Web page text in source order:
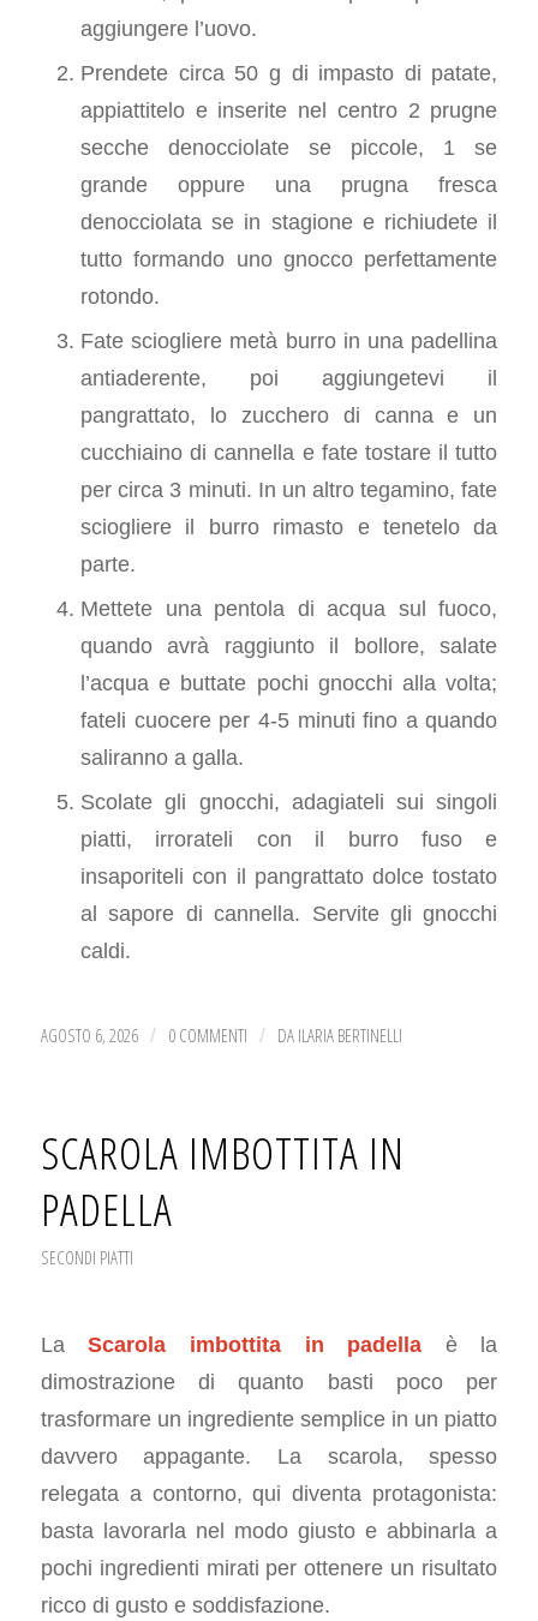
aggiungere l’uovo.
Prendete circa 50 g di impasto di patate,
appiattitelo e inserite nel centro 2 prugne
secche denocciolate se piccole, 1 se
grande oppure una prugna fresca
denocciolata se in stagione e richiudete il
tutto formando uno gnocco perfettamente
rotondo.
Fate sciogliere metà burro in una padellina
antiaderente, poi aggiungetevi il
pangrattato, lo zucchero di canna e un
cucchiaino di cannella e fate tostare il tutto
per circa 3 minuti. In un altro tegamino, fate
sciogliere il burro rimasto e tenetelo da
parte.
Mettete una pentola di acqua sul fuoco,
quando avrà raggiunto il bollore, salate
l’acqua e buttate pochi gnocchi alla volta;
fateli cuocere per 4-5 minuti fino a quando
saliranno a galla.
Scolate gli gnocchi, adagiateli sui singoli
piatti, irrorateli con il burro fuso e
insaporiteli con il pangrattato dolce tostato
al sapore di cannella. Servite gli gnocchi
caldi.
AGOSTO 6, 2026 / 0 COMMENTI / DA ILARIA BERTINELLI
SCAROLA IMBOTTITA IN
PADELLA
SECONDI PIATTI
LaScarola imbottita in padella è la
dimostrazione di quanto basti poco per
trasformare un ingrediente semplice in un piatto
davvero appagante. La scarola, spesso
relegata a contorno, qui diventa protagonista:
basta lavorarla nel modo giusto e abbinarla a
pochi ingredienti mirati per ottenere un risultato
ricco di gusto e soddisfazione.